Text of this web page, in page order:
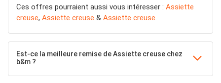
Ces offres pourraient aussi vous intéresser : Assiette
creuse, Assiette creuse & Assiette creuse.
Est-ce la meilleure remise de Assiette creuse chez
b&m ?